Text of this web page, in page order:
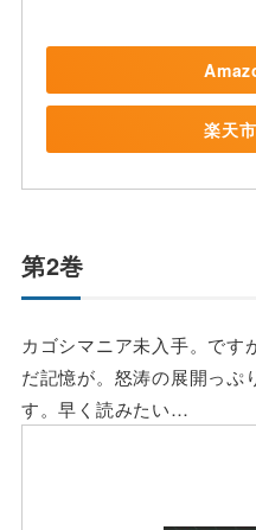
楽天
第2巻
カゴシマニア未入手。です
だ記憶が。怒涛の展開っぷ
す。早く読みたい…